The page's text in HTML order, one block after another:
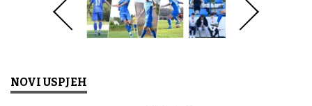
NOVI USPJEH